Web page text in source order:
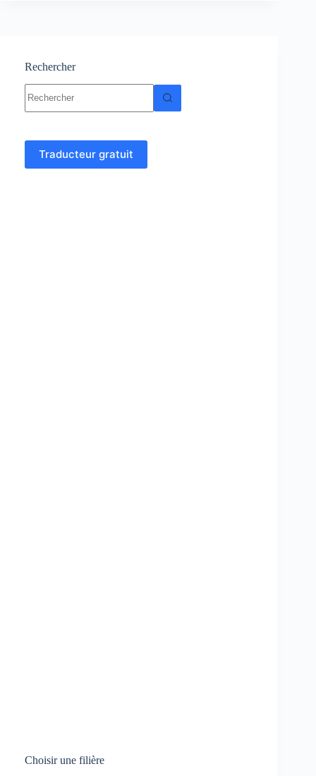
Rechercher
résultat
Traducteur gratuit
Choisir une filière